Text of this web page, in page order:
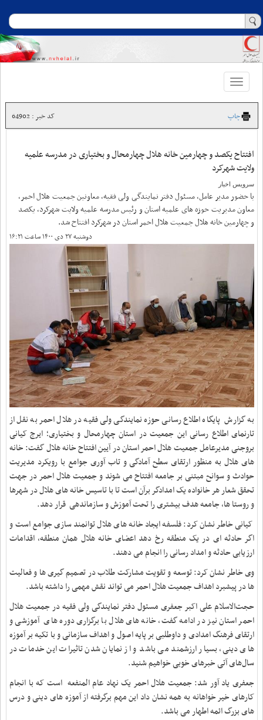
Toggle
navigation
چاپ کد خبر : 64902
افتتاح یکصد و چهارمین خانه هلال چهارمحال و بختیاری در مدرسه علمیه
ولایت شهرکرد
سرویس اخبار
با حضور مدیر عامل، مسئول دفتر نمایندگی ولی فقیه، معاونین جمعیت هلال احمر،
معاون مدیریت حوزه های علمیه استان و رئیس مدرسه علمیه ولایت شهرکرد، یکصد
و چهارمین خانه هلال جمعیت هلال احمر استان در شهرکرد افتتاح شد.
دوشنبه ۲۷ دی ۱۴۰۰ ساعت ۱۶:۲۱
به گزارش پایگاه اطلاع رسانی حوزه نمایندگی ولی فقیه در هلال احمر به نقل از
تارنمای اطلاع رسانی این جمعیت در استان چهارمحال و بختیاری؛ ایرج کیانی
بروجنی مدیرعامل جمعیت هلال احمر استان در آیین افتتاح خانه هلال گفت: خانه
های هلال به منظور ارتقای سطح آمادگی و تاب آوری جوامع با رویکرد مدیریت
حوادث و سوانح مبتنی بر جامعه افتتاح می شوند و جمعیت هلال احمر در جهت
تحقق شعار هر خانواده یک امدادگر برآن است تا با تاسیس خانه های هلال در شهرها
و روستا ها، جامعه هدف بیشتری را تحت آموزش و سازماندهی قرار دهد.
کیانی خاطر نشان کرد: فلسفه ایجاد خانه های هلال توانمند سازی جوامع است و
اگر حادثه ای در یک منطقه رخ دهد اعضای خانه هلال همان منطقه، اقدامات
ارزیابی حادثه و امداد رسانی را انجام می دهند.
وی خاطر نشان کرد: توسعه و تقویت مشارکت طلاب در تصمیم گیری ها و فعالیت
ها در پیشبرد اهداف جمعیت هلال احمر می تواند نقش مهمی را داشته باشد.
حجت‌الاسلام علی اکبر جعفری مسئول دفتر نمایندگی ولی فقیه در جمعیت هلال
احمر استان نیز در ادامه گفت، خانه های هلال با برگزاری دوره های آموزشی و
ارتقای فرهنگ امدادی و داوطلبی بر پایه اصول و اهداف سازمانی و با تکیه بر آموزه
های دینی، بسیار ارزشمند می باشد و از نمایان شدن تاثیرات این خدمات در
سال‌های آتی خبرهای خوبی خواهیم شنید.
جعفری یاد آور شد: جمعیت هلال احمر یک نهاد عام المنفعه است که با انجام
کارهای خیر خواهانه به همه نشان داد این مهم برگرفته از آموزه های دینی و درس
های بزرگ ائمه اطهار می باشد.